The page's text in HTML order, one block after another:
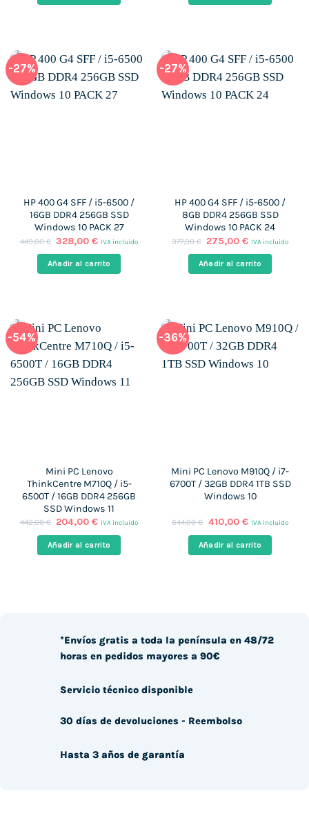
-27%
HP 400 G4 SFF / i5-6500 /
16GB DDR4 256GB SSD
Windows 10 PACK 27
449,00€ El
original
era:
328,00€El
actual
es:
IVA incluido
Añadir al carrito
-27%
HP 400 G4 SFF / i5-6500 /
8GB DDR4 256GB SSD
Windows 10 PACK 24
377,00€ El
original
era:
275,00€El
actual
es:
IVA incluido
Añadir al carrito
-54%
Mini PC Lenovo
ThinkCentre M710Q / i5-
6500T / 16GB DDR4 256GB
SSD Windows 11
442,00€ El
original
era:
204,00€El
actual
es:
IVA incluido
Añadir al carrito
-36%
Mini PC Lenovo M910Q / i7-
6700T / 32GB DDR4 1TB SSD
Windows 10
644,00€ El
original
era:
410,00 €El
actual
es:
IVA incluido
Añadir al carrito
*Envíos gratis a toda la península en 48/72
horas en pedidos mayores a 90€
Servicio técnico disponible
30 días de devoluciones - Reembolso
Hasta 3 años de garantía